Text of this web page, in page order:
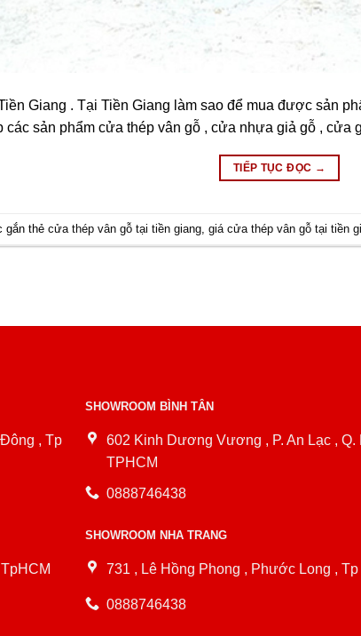
Giang . Tại Tiền Giang làm sao để mua được sản
các sản phẩm cửa thép vân gỗ , cửa nhựa giả gỗ , cửa
TIẾP TỤC ĐỌC →
gắn thẻcửa thép vân gỗ tại tiền giang ,giá cửa thép vân gỗ tại tiền
, Tp
SHOWROOM BÌNH TÂN
602 Kinh Dương Vương , P. An Lạc , Q.
TPHCM
0888746438
SHOWROOM NHA TRANG
731 , Lê Hồng Phong , Phước Long , Tp
0888746438